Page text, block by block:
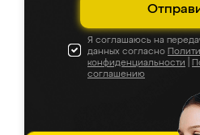
Я соглашаюсь на
данных согласно
конфиденциальности
соглашению